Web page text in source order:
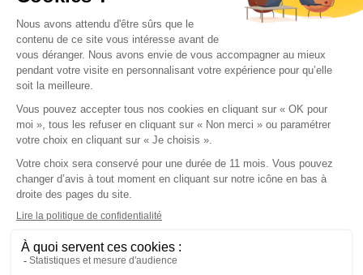
En vous inscrivant, vous acceptez notre politique de confidentialité et consentez
à recevoir des mises à jour de notre société.
La certification qualité a été délivrée au titre de la
FORMATION
© 2026 each One. Tous droits réservés
Mentions légales
CGU